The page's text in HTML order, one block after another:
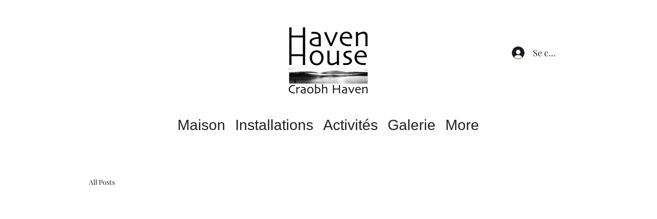
Se connecter
Maison Installations Activités Galerie More
All Posts